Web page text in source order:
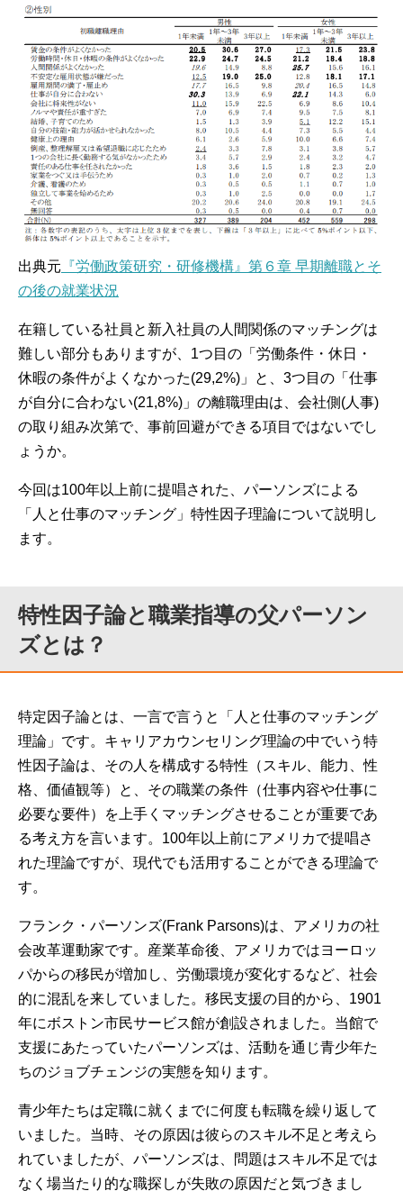
出典元 『労働政策研究・研修機構』第６章 早期離職とそ
の後の就業状況
在籍している社員と新入社員の人間関係のマッチングは
難しい部分もありますが、1つ目の「労働条件・休日・
休暇の条件がよくなかった(29,2%)」と、3つ目の「仕事
が自分に合わない(21,8%)」の離職理由は、会社側(人事)
の取り組み次第で、事前回避ができる項目ではないでし
ょうか。
今回は100年以上前に提唱された、パーソンズによる
「人と仕事のマッチング」特性因子理論について説明し
ます。
特性因子論と職業指導の父パーソン
ズとは？
特定因子論とは、一言で言うと「人と仕事のマッチング
理論」です。キャリアカウンセリング理論の中でいう特
性因子論は、その人を構成する特性（スキル、能力、性
格、価値観等）と、その職業の条件（仕事内容や仕事に
必要な要件）を上手くマッチングさせることが重要であ
る考え方を言います。100年以上前にアメリカで提唱さ
れた理論ですが、現代でも活用することができる理論で
す。
フランク・パーソンズ(Frank Parsons)は、アメリカの社
会改革運動家です。産業革命後、アメリカではヨーロッ
パからの移民が増加し、労働環境が変化するなど、社会
的に混乱を来していました。移民支援の目的から、1901
年にボストン市民サービス館が創設されました。当館で
支援にあたっていたパーソンズは、活動を通じ青少年た
ちのジョブチェンジの実態を知ります。
青少年たちは定職に就くまでに何度も転職を繰り返して
いました。当時、その原因は彼らのスキル不足と考えら
れていましたが、パーソンズは、問題はスキル不足では
なく場当たり的な職探しが失敗の原因だと気づきまし